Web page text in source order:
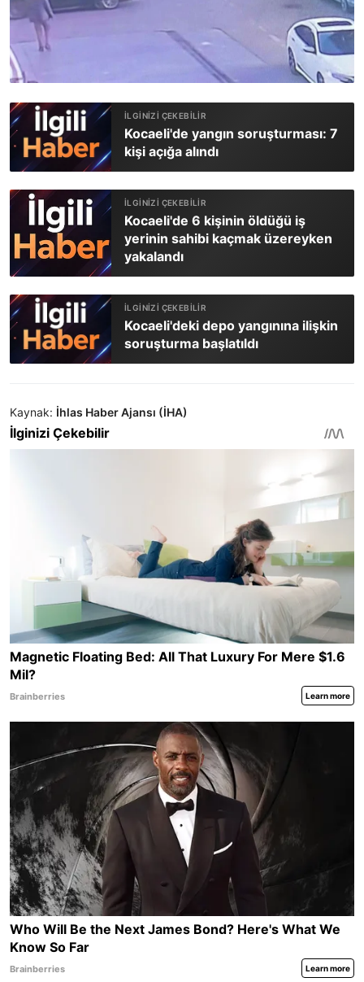
Kocaeli'de yangın soruşturması: 7
kişi açığa alındı
Kocaeli'de 6 kişinin öldüğü iş
yerinin sahibi kaçmak üzereyken
yakalandı
Kocaeli'deki depo yangınına ilişkin
soruşturma başlatıldı
Kaynak: İhlas Haber Ajansı (İHA)